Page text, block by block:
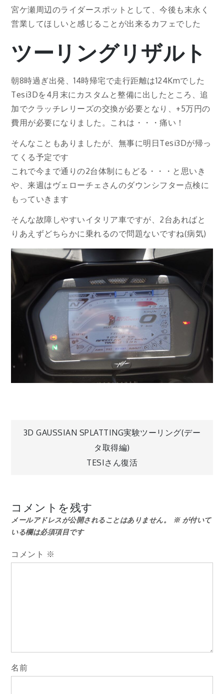
宮ケ瀬周辺のライダースポットとして、今後も末永く
営業してほしいと感じることが出来るカフェでした
ツーリングリザルト
朝8時過ぎ出発、14時帰宅で走行距離は124Kmでした
Tesi3Dを4月末にカスタムと整備に出したところ、追
加でクラッチレリーズの交換が必要となり、+5万円の
費用が必要になりました。これは・・・痛い！
そんなこともありましたが、無事に明日Tesi3Dが帰っ
てくる予定です
これで今まで通りの2台体制にもどる・・・と思いき
や、来週はヴェローチェさんのダウンシフター点検に
もっていきます
そんな故障しやすいイタリア車ですが、2台あればと
りあえずどちらかに乗れるので問題ないですね(病気)
投
ビ
ゲ
ー
ン
3D GAUSSIAN SPLATTING実験ツーリング(デー
タ取得編)
TESIさん復活
コメントを残す
メールアドレスが公開されることはありません。 ※が付いて
いる欄は必須項目です
コメント ※
名前